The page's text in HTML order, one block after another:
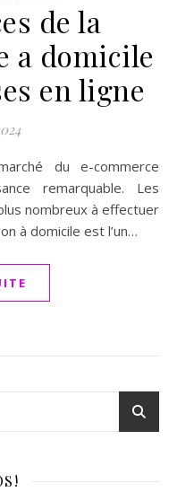
de la
a domicile
en ligne
remarquable. Les
nombreux à effectuer
à domicile est l’un…